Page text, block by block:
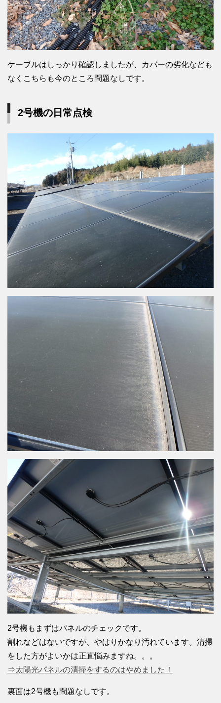
ケーブルはしっかり確認しましたが、カバーの劣化なども
なくこちらも今のところ問題なしです。
2号機の日常点検
2号機もまずはパネルのチェックです。
割れなどはないですが、やはりかなり汚れています。清掃
をした方がよいかは正直悩みますね。。。
⇒太陽光パネルの清掃をするのはやめました！
裏面は2号機も問題なしです。